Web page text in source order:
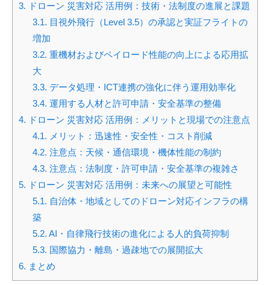
3. ドローン 災害対応 活用例：技術・法制度の進展と課題
3.1. 目視外飛行（Level 3.5）の承認と実証フライトの
増加
3.2. 重機材およびペイロード性能の向上による応用拡
大
3.3. データ処理・ICT連携の強化に伴う運用効率化
3.4. 運用する人材と許可申請・安全基準の整備
4. ドローン 災害対応 活用例：メリットと現場での注意点
4.1. メリット：迅速性・安全性・コスト削減
4.2. 注意点：天候・通信環境・機体性能の制約
4.3. 注意点：法制度・許可申請・安全基準の複雑さ
5. ドローン 災害対応 活用例：未来への展望と可能性
5.1. 自治体・地域としてのドローン対応インフラの構
築
5.2. AI・自律飛行技術の進化による人的負荷抑制
5.3. 国際協力・離島・過疎地での展開拡大
6. まとめ